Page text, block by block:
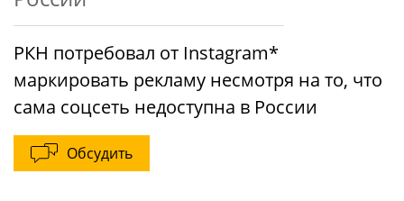
РКН потребовал от Instagram*
маркировать рекламу несмотря на то, что
сама соцсеть недоступна в России
Обсудить